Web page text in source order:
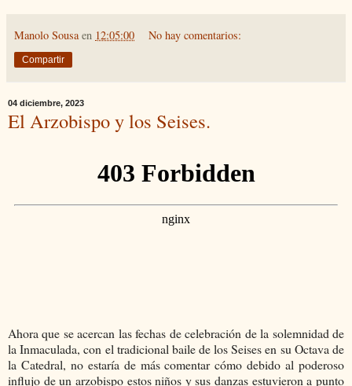
Manolo Sousa en 12:05:00 No hay comentarios:
Compartir
04 diciembre, 2023
El Arzobispo y los Seises.
Ahora que se acercan las fechas de celebración de la solemnidad de
la Inmaculada, con el tradicional baile de los Seises en su Octava de
la Catedral, no estaría de más comentar cómo debido al poderoso
influjo de un arzobispo estos niños y sus danzas estuvieron a punto